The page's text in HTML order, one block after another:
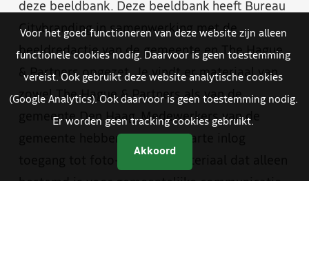
deze beeldbank. Deze beeldbank heeft Bureau
Citybranding in samenwerking met de
beeldredactie van de gemeente en The Hague
& Partners opgezet. Je vindt er materiaal van
zowel The Hague & Partners als van de
gemeente Den Haag. Medewerkers van de
gemeente hebben met een aparte inlog
bestemd is voor gemeentelijke communicatie.
Voor het goed functioneren van deze website zijn alleen
functionele cookies nodig. Daarvoor is geen toestemming
vereist. Ook gebruikt deze website analytische cookies
(Google Analytics). Ook daarvoor is geen toestemming nodig.
Er worden geen tracking cookies gebruikt.
Akkoord